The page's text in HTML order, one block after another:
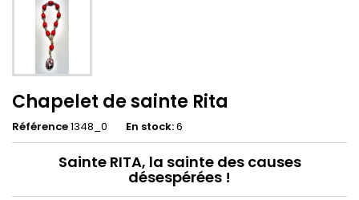
Chapelet de sainte Rita
Référence1348_0 En stock:6
Sainte RITA, la sainte des causes
désespérées !